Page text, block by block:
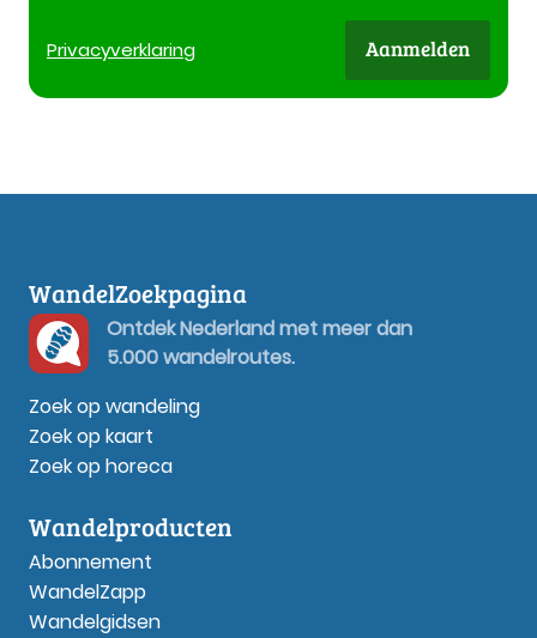
Privacyverklaring Aanmelden
WandelZoekpagina
Ontdek Nederland met meer dan
5.000 wandelroutes.
Zoek op wandeling
Zoek op kaart
Zoek op horeca
Wandelproducten
Abonnement
WandelZapp
Wandelgidsen